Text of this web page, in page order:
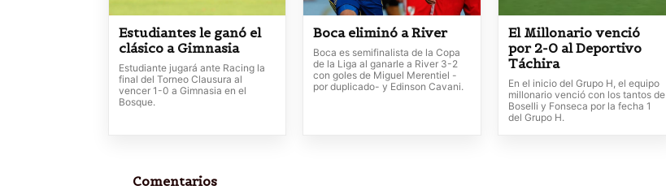
Estudiantes le ganó el
clásico a Gimnasia
Estudiante jugará ante Racing la
final del Torneo Clausura al
vencer 1-0 a Gimnasia en el
Bosque.
Boca eliminó a River
Boca es semifinalista de la Copa
de la Liga al ganarle a River 3-2
con goles de Miguel Merentiel -
por duplicado- y Edinson Cavani.
El Millonario venció
por 2-0 al Deportivo
Táchira
En el inicio del Grupo H, el equipo
millonario venció con los tantos de
Boselli y Fonseca por la fecha 1
del Grupo H.
Comentarios